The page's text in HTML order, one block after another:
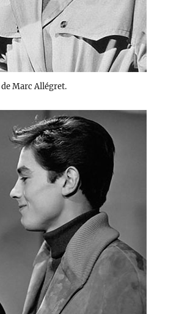
de Marc Allégret.